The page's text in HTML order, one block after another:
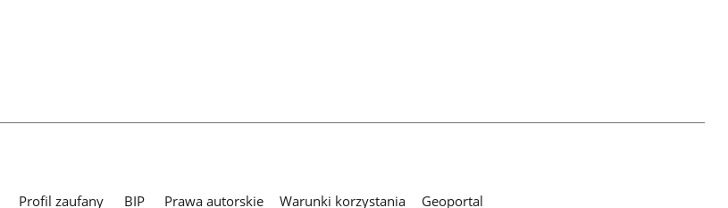
Profil zaufany BIP Prawa autorskie Warunki korzystania Geoportal